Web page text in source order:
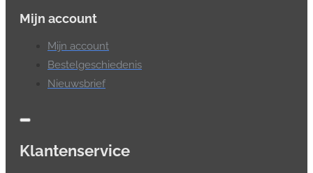
Mijn account
Mijn account
Bestelgeschiedenis
Nieuwsbrief
Klantenservice